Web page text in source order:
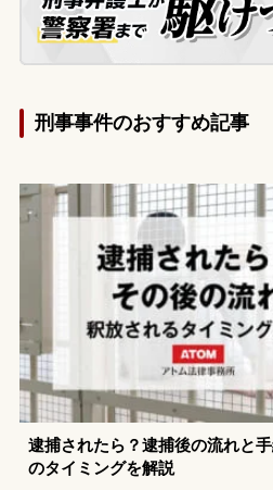
刑事事件のおすすめ記事
逮捕されたら？逮捕後の流れと
のタイミングを解説